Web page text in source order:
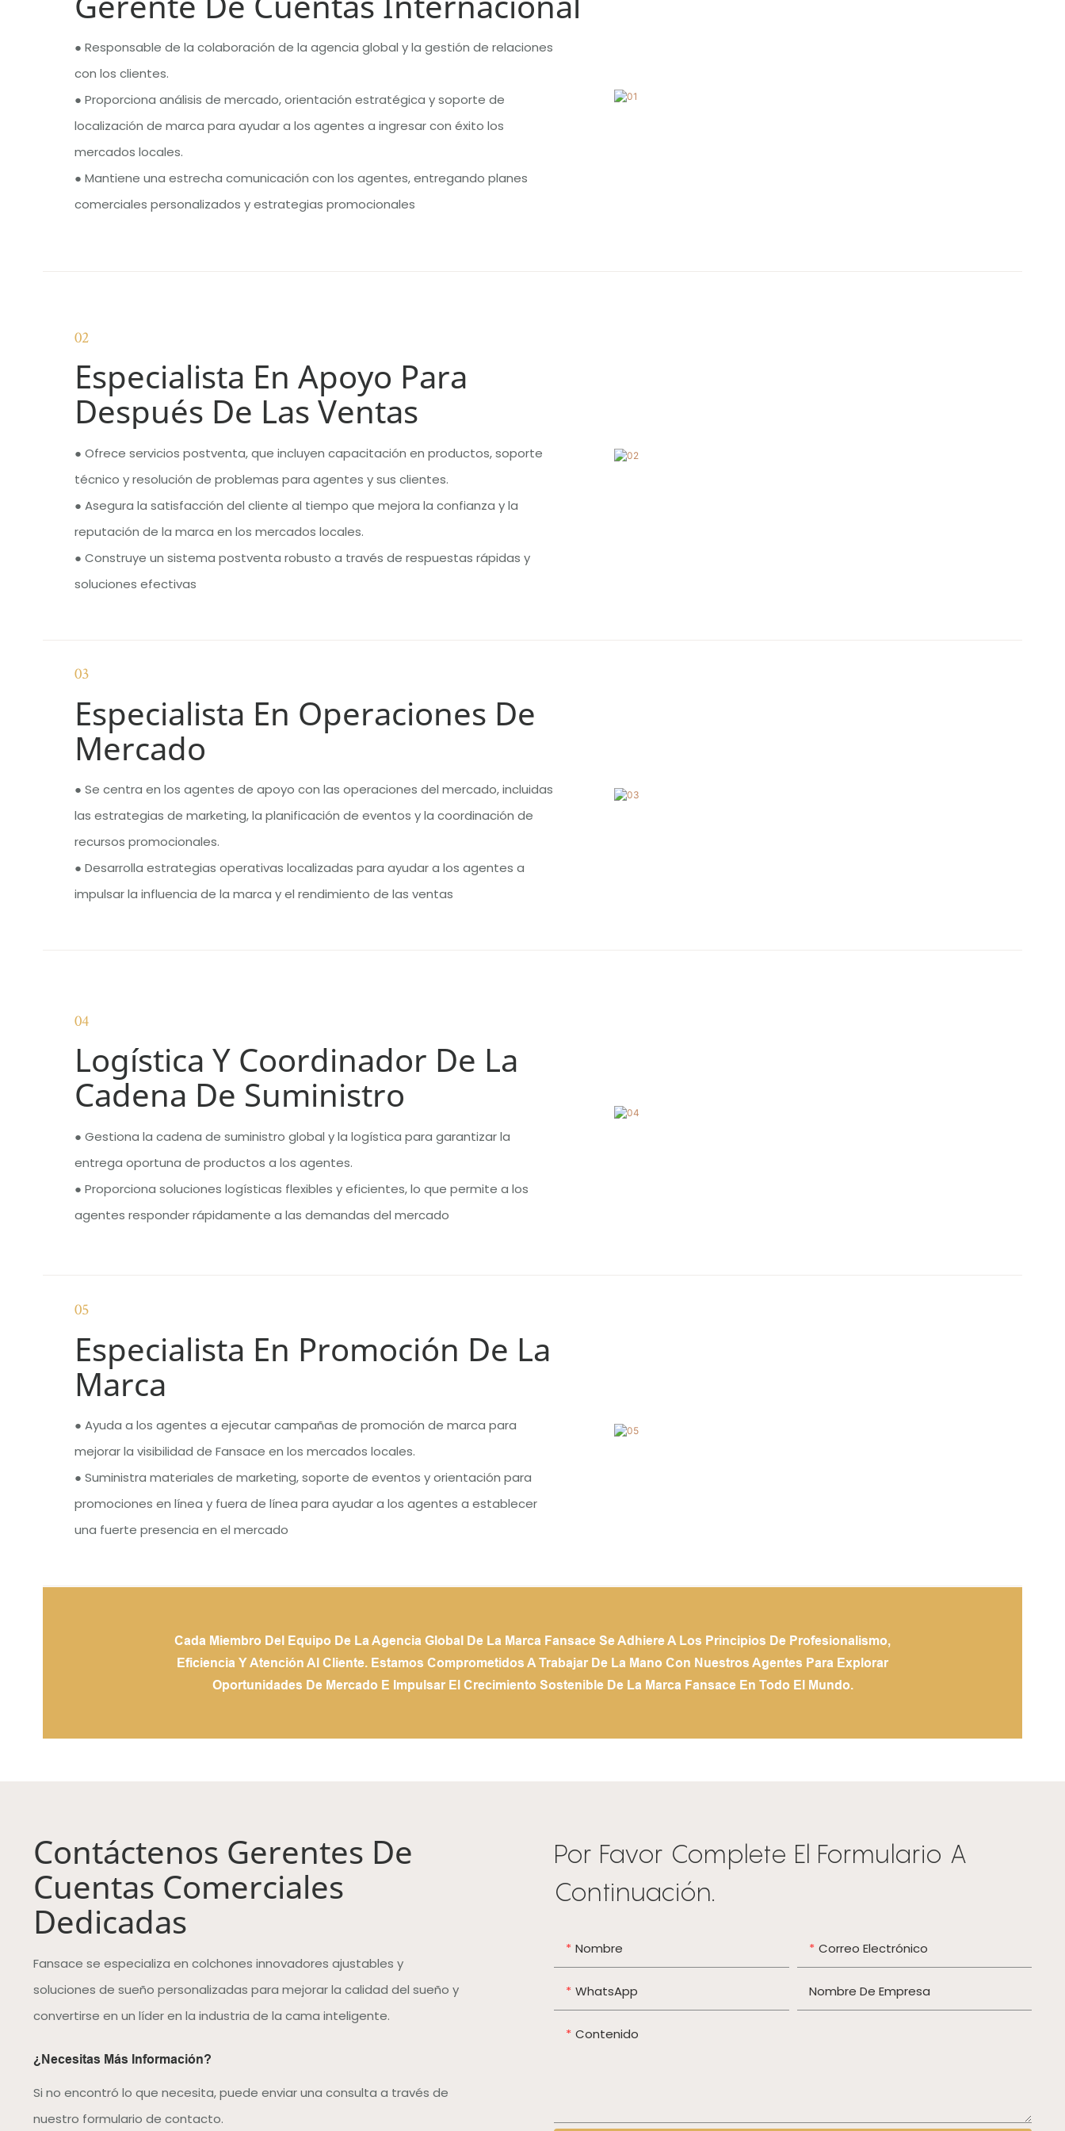
● Responsable de la colaboración de la agencia global y la gestión de relaciones
con los clientes.
● Proporciona análisis de mercado, orientación estratégica y soporte de
localización de marca para ayudar a los agentes a ingresar con éxito los
mercados locales.
● Mantiene una estrecha comunicación con los agentes, entregando planes
comerciales personalizados y estrategias promocionales
02
Especialista En Apoyo Para
Después De Las Ventas
● Ofrece servicios postventa, que incluyen capacitación en productos, soporte
técnico y resolución de problemas para agentes y sus clientes.
● Asegura la satisfacción del cliente al tiempo que mejora la confianza y la
reputación de la marca en los mercados locales.
● Construye un sistema postventa robusto a través de respuestas rápidas y
soluciones efectivas
03
Especialista En Operaciones De
Mercado
● Se centra en los agentes de apoyo con las operaciones del mercado, incluidas
las estrategias de marketing, la planificación de eventos y la coordinación de
recursos promocionales.
● Desarrolla estrategias operativas localizadas para ayudar a los agentes a
impulsar la influencia de la marca y el rendimiento de las ventas
04
Logística Y Coordinador De La
Cadena De Suministro
● Gestiona la cadena de suministro global y la logística para garantizar la
entrega oportuna de productos a los agentes.
● Proporciona soluciones logísticas flexibles y eficientes, lo que permite a los
agentes responder rápidamente a las demandas del mercado
05
Especialista En Promoción De La
Marca
● Ayuda a los agentes a ejecutar campañas de promoción de marca para
mejorar la visibilidad de Fansace en los mercados locales.
● Suministra materiales de marketing, soporte de eventos y orientación para
promociones en línea y fuera de línea para ayudar a los agentes a establecer
una fuerte presencia en el mercado
Cada Miembro Del Equipo De La Agencia Global De La Marca Fansace Se Adhiere A Los Principios De Profesionalismo,
Eficiencia Y Atención Al Cliente. Estamos Comprometidos A Trabajar De La Mano Con Nuestros Agentes Para Explorar
Oportunidades De Mercado E Impulsar El Crecimiento Sostenible De La Marca Fansace En Todo El Mundo.
Contáctenos Gerentes De
Cuentas Comerciales
Dedicadas
Fansace se especializa en colchones innovadores ajustables y
soluciones de sueño personalizadas para mejorar la calidad del sueño y
convertirse en un líder en la industria de la cama inteligente.
¿Necesitas Más Información?
Si no encontró lo que necesita, puede enviar una consulta a través de
nuestro formulario de contacto.
Por Favor Complete El Formulario A
Continuación.
Nombre Correo Electrónico
WhatsApp Nombre De Empresa
Contenido